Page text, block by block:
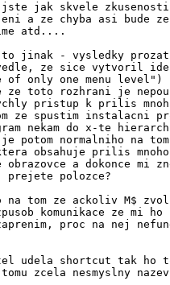
jste jak skvele
a ze chyba asi bude
atd....
to jinak - vysledky
ze sice vytvoril
only one menu level")
ze toto rozhrani je
pristup k prilis
ze spustim instalacni
nekam do x-te
potom normalniho na
obsahuje prilis
obrazovce a dokonce mi
prejete polozce?
na tom ze ackoliv M$
komunikace ze mi ho
proc na nej
udela shortcut tak ho
zcela nesmyslny